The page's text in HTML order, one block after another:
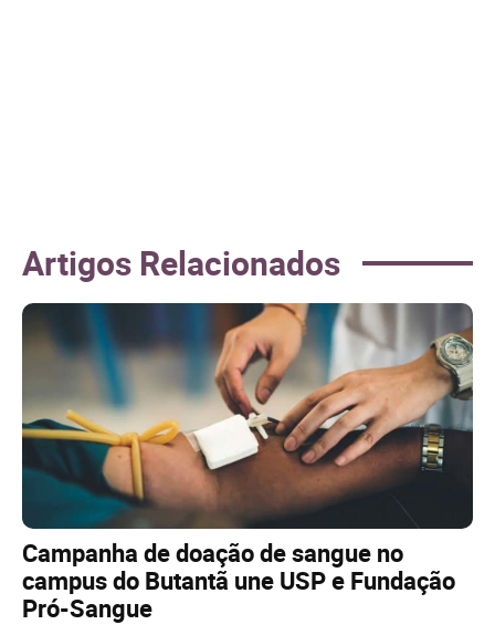
Artigos Relacionados
Campanha de doação de sangue no
campus do Butantã une USP e Fundação
Pró-Sangue